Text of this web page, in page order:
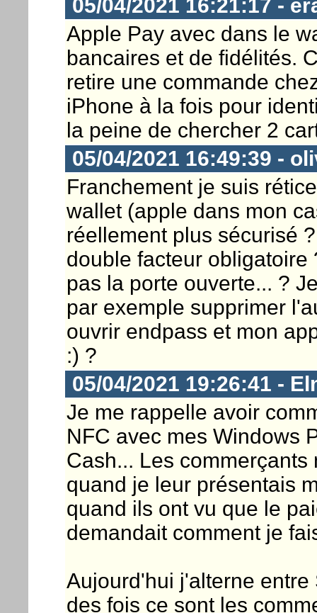
05/04/2021 16:21:17 -
Apple Pay avec dans le
bancaires et de fidélités.
retire une commande
iPhone à la fois pour
la peine de chercher 2
05/04/2021 16:49:39 -
Franchement je suis
wallet (apple dans mon
réellement plus sécurisé
double facteur
pas la porte ouverte... ?
par exemple supprimer
ouvrir endpass et mon
:) ?
05/04/2021 19:26:41 -
Je me rappelle avoir
NFC avec mes Windows
Cash... Les
quand je leur présentais
quand ils ont vu que le
demandait comment je
Aujourd'hui j'alterne entre
des fois ce sont les